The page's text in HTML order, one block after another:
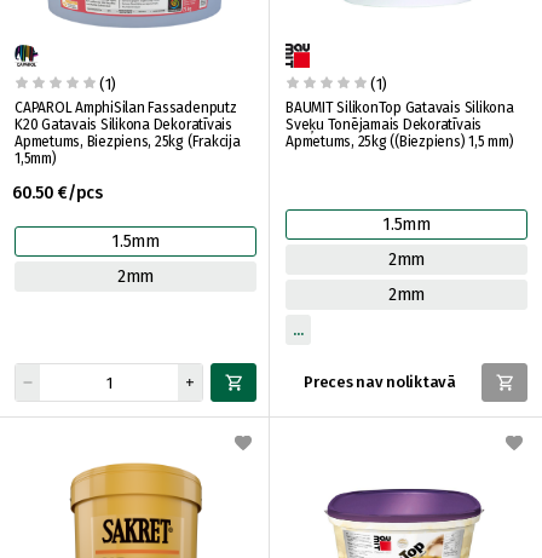
(1)
CAPAROL AmphiSilan Fassadenputz
K20 Gatavais Silikona Dekoratīvais
Apmetums, Biezpiens, 25kg (Frakcija
1,5mm)
60.50 €/pcs
1.5mm
2mm
(1)
BAUMIT SilikonTop Gatavais Silikona
Sveķu Tonējamais Dekoratīvais
Apmetums, 25kg ((Biezpiens) 1,5 mm)
1.5mm
2mm
2mm
Preces nav noliktavā